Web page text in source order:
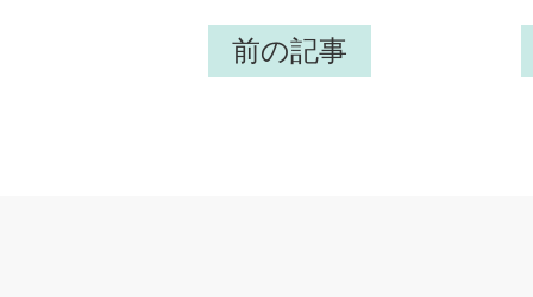
前の記事